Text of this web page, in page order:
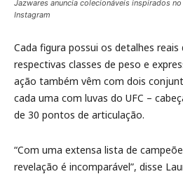
Jazwares anuncia colecionáveis ​​inspirados
Instagram
Cada figura possui os detalhes
respectivas classes de peso e
ação também vêm com dois
cada uma com luvas do UFC –
de 30 pontos de articulação.
“Com uma extensa lista de
revelação é incomparável”, disse